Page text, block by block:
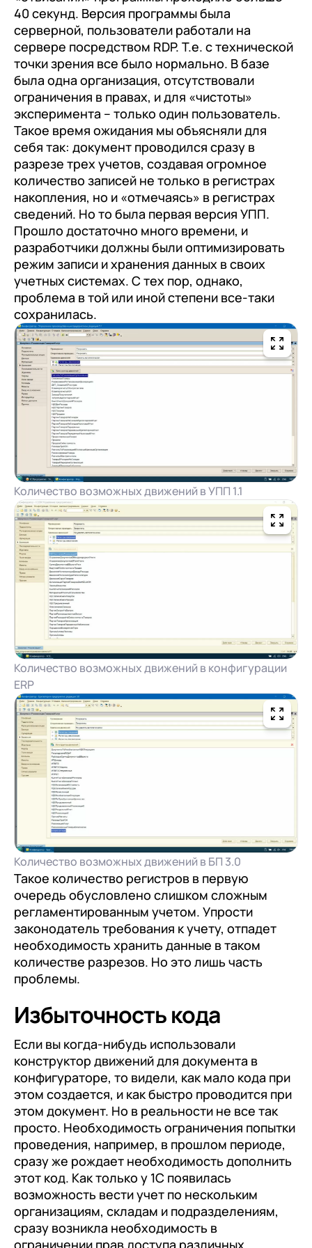
40 секунд. Версия программы была
серверной, пользователи работали на
сервере посредством RDP. Т.е. с технической
точки зрения все было нормально. В базе
была одна организация, отсутствовали
ограничения в правах, и для «чистоты»
эксперимента – только один пользователь.
Такое время ожидания мы объясняли для
себя так: документ проводился сразу в
разрезе трех учетов, создавая огромное
количество записей не только в регистрах
накопления, но и «отмечаясь» в регистрах
сведений. Но то была первая версия УПП.
Прошло достаточно много времени, и
разработчики должны были оптимизировать
режим записи и хранения данных в своих
учетных системах. С тех пор, однако,
проблема в той или иной степени все-таки
сохранилась.
Количество возможных движений в УПП 1.1
Количество возможных движений в конфигурации
ERP
Количество возможных движений в БП 3.0
Такое количество регистров в первую
очередь обусловлено слишком сложным
регламентированным учетом. Упрости
законодатель требования к учету, отпадет
необходимость хранить данные в таком
количестве разрезов. Но это лишь часть
проблемы.
Избыточность кода
Если вы когда-нибудь использовали
конструктор движений для документа в
конфигураторе, то видели, как мало кода при
этом создается, и как быстро проводится при
этом документ. Но в реальности не все так
просто. Необходимость ограничения попытки
проведения, например, в прошлом периоде,
сразу же рождает необходимость дополнить
этот код. Как только у 1С появилась
возможность вести учет по нескольким
организациям, складам и подразделениям,
сразу возникла необходимость в
ограничении прав доступа различных
Переход с Terrasoft CRM на 1С:CRM или
1С-Битрикс 24
документооборот (КЭДО)
1С:Кабинет сотрудника
Внутренний документооборот (СЭД)
1С:Документооборот 8
Управление финансами (FRP)
1С:Управление холдингом
WA:Финансист
Отраслевые решения
Легкая логистика
Бизнес-аналитика (BI)
1С:Аналитика
Управление взаимоотношениями
с клиентами (CRM)
1С:CRM
Лицензии 1С
Сервисы 1С
1С-ЭДО
1С:Контрагент
1С-Отчетность
1С:Фреш
Доки 1С
Прочие отрасли
Контакты
Релокация
Грейды
Истории успеха
Отзывы сотрудников